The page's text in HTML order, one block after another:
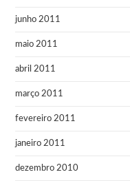
junho 2011
maio 2011
abril 2011
março 2011
fevereiro 2011
janeiro 2011
dezembro 2010